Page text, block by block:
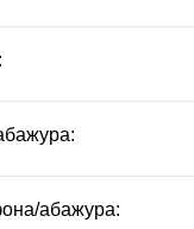
абажура: